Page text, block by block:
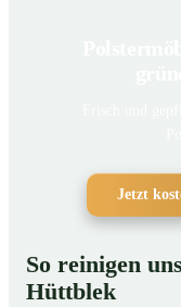
Jetzt
So reinigen
Hüttblek